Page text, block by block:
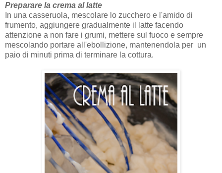
Preparare la crema al latte
In una casseruola, mescolare lo zucchero e l'amido di
frumento, aggiungere gradualmente il latte facendo
attenzione a non fare i grumi, mettere sul fuoco e sempre
mescolando portare all'ebollizione, mantenendola per un
paio di minuti prima di terminare la cottura.